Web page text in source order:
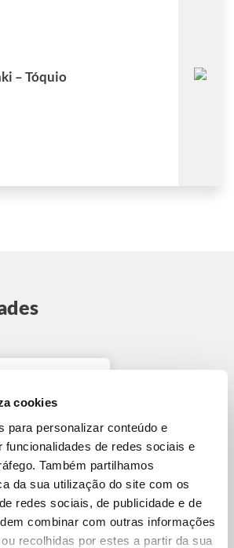
cookies
para personalizar conteúdo e
funcionalidades de redes sociais e
Também partilhamos
da sua utilização do site com os
redes sociais, de publicidade e de
combinar com outras informações
recolhidas por estes a partir da sua
– Tóquio